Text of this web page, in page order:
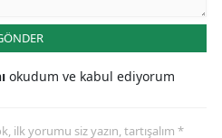
okudum ve kabul ediyorum
ilk yorumu siz yazın, tartışalım *